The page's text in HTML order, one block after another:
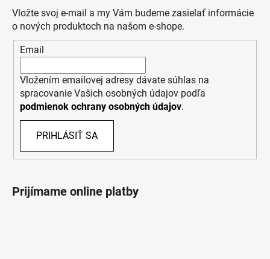
Vložte svoj e-mail a my Vám budeme zasielať informácie
o nových produktoch na našom e-shope.
Email
Vložením emailovej adresy dávate súhlas na
spracovanie Vašich osobných údajov podľa
podmienok ochrany osobných údajov.
PRIHLÁSIŤ SA
Prijímame online platby